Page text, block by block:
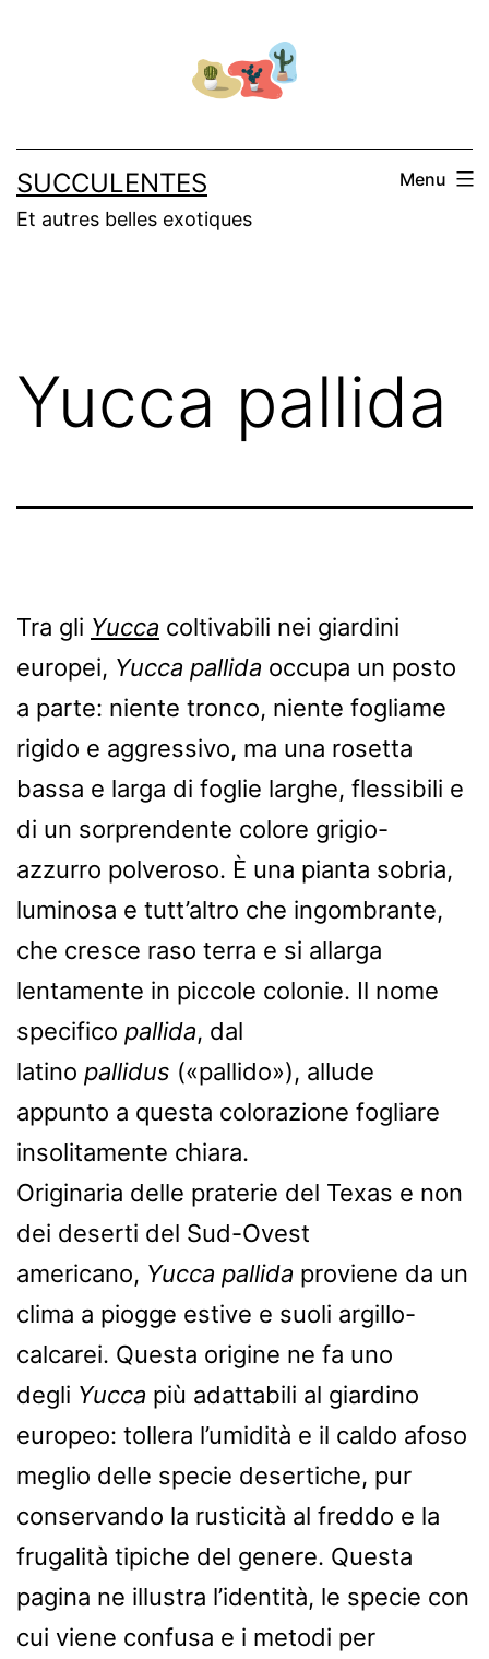
SUCCULENTES
Et autres belles exotiques
Menu
Yucca pallida
Tra gli Yucca coltivabili nei giardini
europei, Yucca pallida occupa un posto
a parte: niente tronco, niente fogliame
rigido e aggressivo, ma una rosetta
bassa e larga di foglie larghe, flessibili e
di un sorprendente colore grigio-
azzurro polveroso. È una pianta sobria,
luminosa e tutt’altro che ingombrante,
che cresce raso terra e si allarga
lentamente in piccole colonie. Il nome
specifico pallida, dal
latino pallidus («pallido»), allude
appunto a questa colorazione fogliare
insolitamente chiara.
Originaria delle praterie del Texas e non
dei deserti del Sud-Ovest
americano, Yucca pallida proviene da un
clima a piogge estive e suoli argillo-
calcarei. Questa origine ne fa uno
degli Yucca più adattabili al giardino
europeo: tollera l’umidità e il caldo afoso
meglio delle specie desertiche, pur
conservando la rusticità al freddo e la
frugalità tipiche del genere. Questa
pagina ne illustra l’identità, le specie con
cui viene confusa e i metodi per